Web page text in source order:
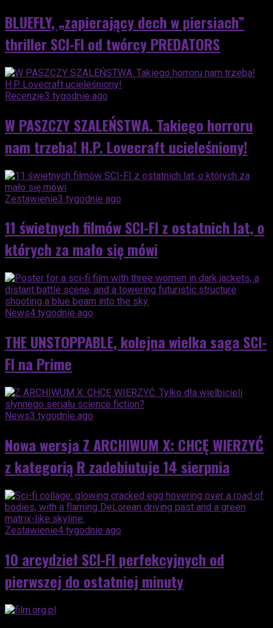
BLUEFLY, „zapierający dech w piersiach”
thriller SCI-FI od twórcy PREDATORS
Recenzje3 tygodnie ago
W PASZCZY SZALEŃSTWA. Takiego horroru
nam trzeba! H.P. Lovecraft ucieleśniony!
Zestawienie3 tygodnie ago
11 świetnych filmów SCI-FI z ostatnich lat, o
których za mało się mówi
News4 tygodnie ago
THE UNSTOPPABLE, kolejna wielka saga SCI-
FI na Prime
News3 tygodnie ago
Nowa wersja Z ARCHIWUM X: CHCĘ WIERZYĆ
z kategorią R zadebiutuje 14 sierpnia
Zestawienie4 tygodnie ago
10 arcydzieł SCI-FI perfekcyjnych od
pierwszej do ostatniej minuty